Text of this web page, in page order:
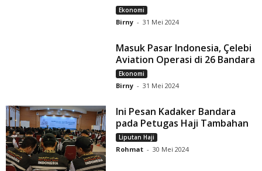
Ekonomi
Birny - 31 Mei 2024
Masuk Pasar Indonesia, Çelebi
Aviation Operasi di 26 Bandara
Ekonomi
Birny - 31 Mei 2024
Ini Pesan Kadaker Bandara
pada Petugas Haji Tambahan
Liputan Haji
Rohmat - 30 Mei 2024